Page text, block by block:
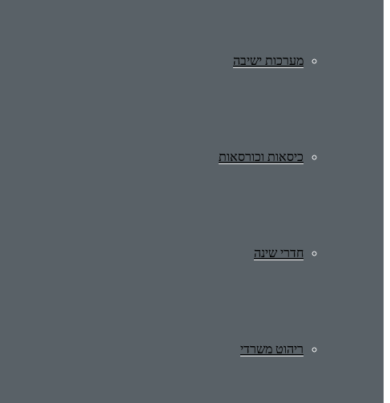
מערכות ישיבה
כיסאות וכורסאות
חדרי שינה
ריהוט משרדי